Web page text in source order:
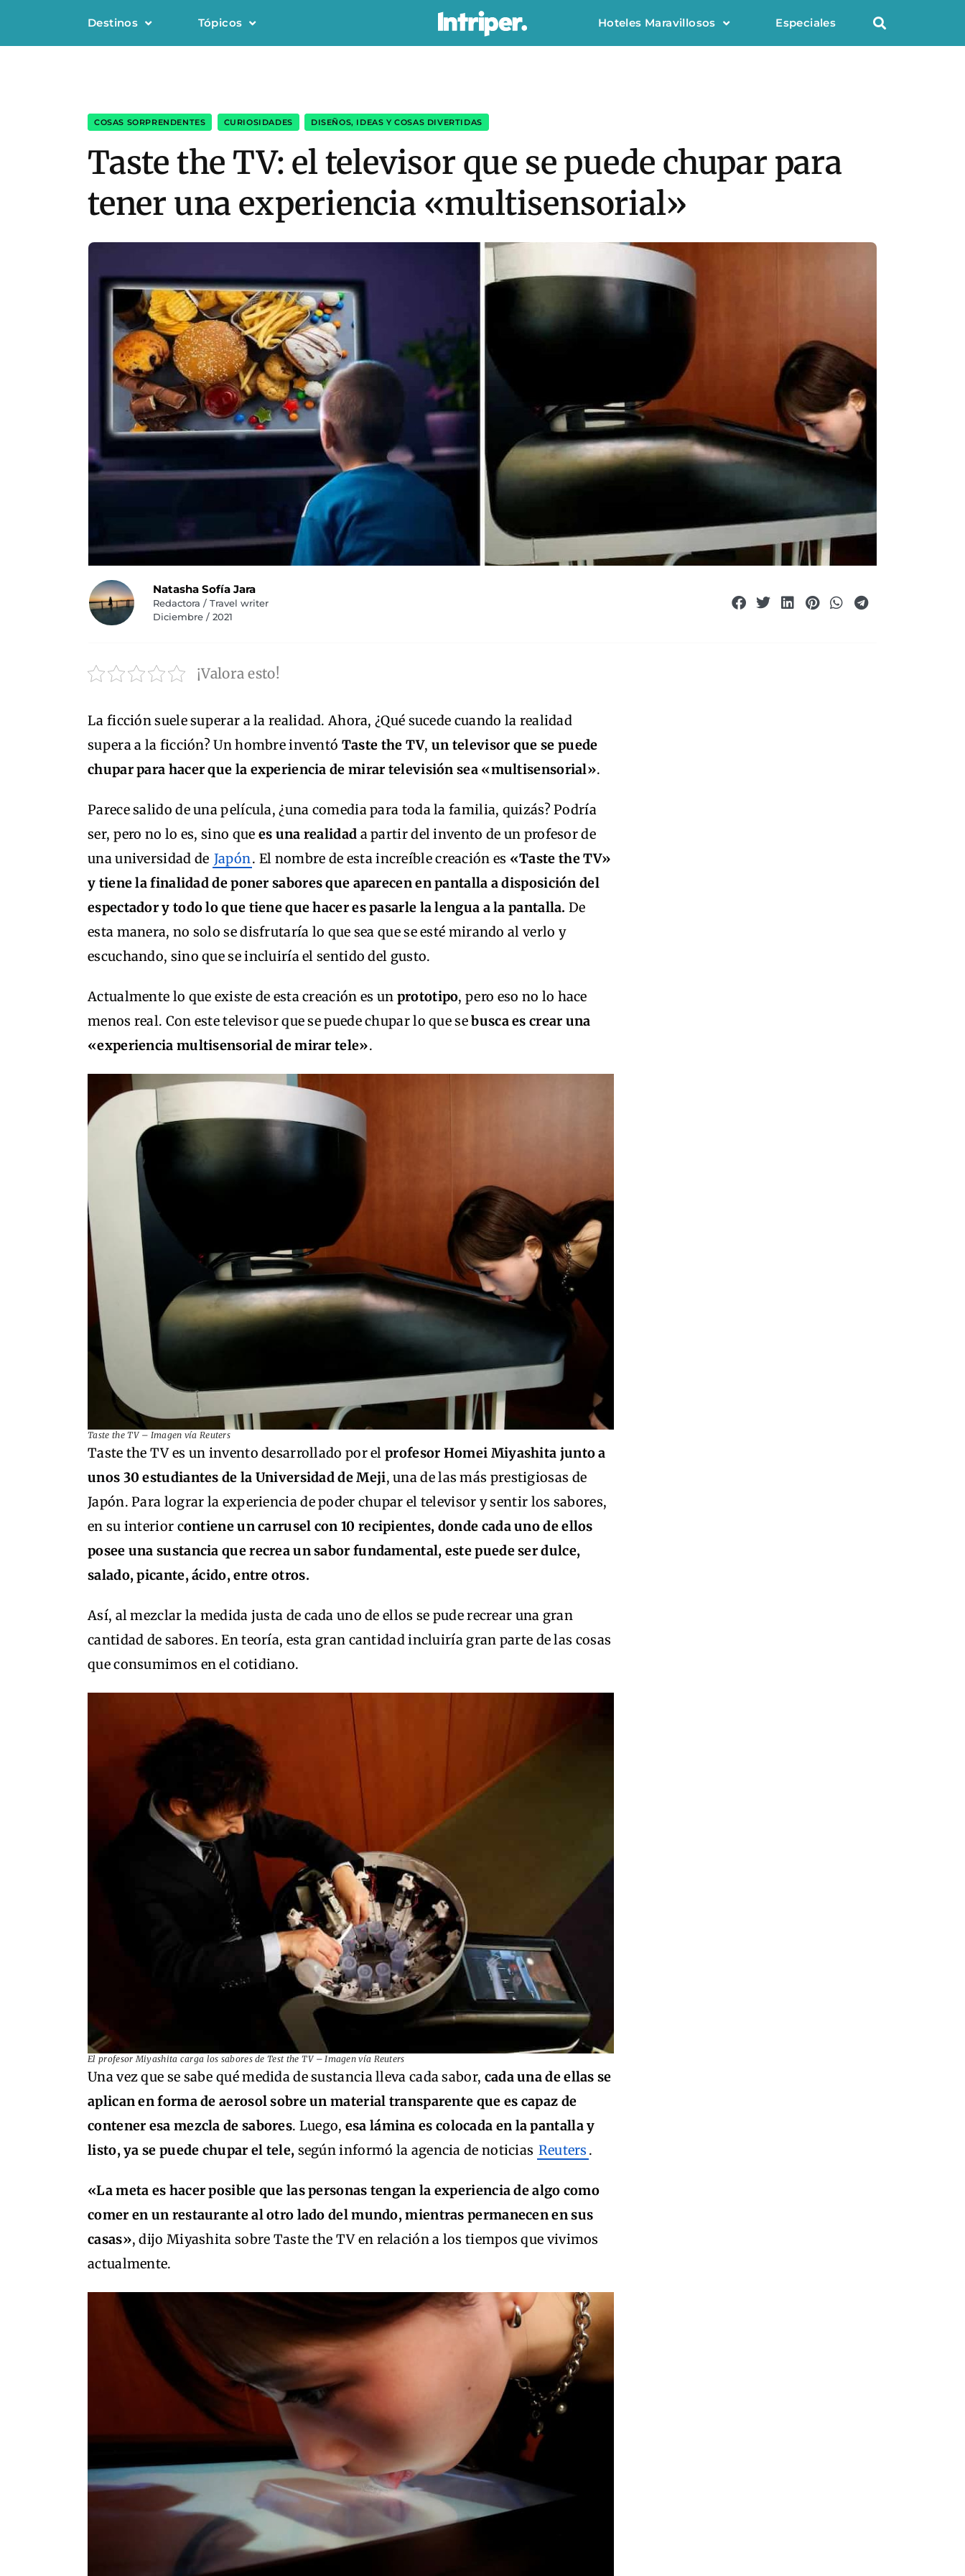
Destinos Tópicos Hoteles Maravillosos Especiales
COSAS SORPRENDENTES CURIOSIDADES DISEÑOS, IDEAS Y COSAS DIVERTIDAS
Taste the TV: el televisor que se puede chupar para
tener una experiencia «multisensorial»
Natasha Sofía Jara
Redactora / Travel writer
Diciembre / 2021
¡Valora esto!
La ficción suele superar a la realidad. Ahora, ¿Qué sucede cuando la realidad
supera a la ficción? Un hombre inventó Taste the TV, un televisor que se puede
chupar para hacer que la experiencia de mirar televisión sea «multisensorial».
Parece salido de una película, ¿una comedia para toda la familia, quizás? Podría
ser, pero no lo es, sino que es una realidad a partir del invento de un profesor de
una universidad de Japón. El nombre de esta increíble creación es «Taste the TV»
y tiene la finalidad de poner sabores que aparecen en pantalla a disposición del
espectador y todo lo que tiene que hacer es pasarle la lengua a la pantalla. De
esta manera, no solo se disfrutaría lo que sea que se esté mirando al verlo y
escuchando, sino que se incluiría el sentido del gusto.
Actualmente lo que existe de esta creación es un prototipo, pero eso no lo hace
menos real. Con este televisor que se puede chupar lo que sebusca es crear una
«experiencia multisensorial de mirar tele».
Taste the TV – Imagen vía Reuters
Taste the TV es un invento desarrollado por elprofesor Homei Miyashita junto a
unos 30 estudiantes de la Universidad de Meji, una de las más prestigiosas de
Japón. Para lograr la experiencia de poder chupar el televisor y sentir los sabores,
en su interior contiene un carrusel con 10 recipientes, donde cada uno de ellos
posee una sustancia que recrea un sabor fundamental, este puede ser dulce,
salado, picante, ácido, entre otros.
Así, al mezclar la medida justa de cada uno de ellos se pude recrear una gran
cantidad de sabores. En teoría, esta gran cantidad incluiría gran parte de las cosas
que consumimos en el cotidiano.
El profesor Miyashita carga los sabores de Test the TV – Imagen vía Reuters
Una vez que se sabe qué medida de sustancia lleva cada sabor, cada una de ellas se
aplican en forma de aerosol sobre un material transparente que es capaz de
contener esa mezcla de sabores. Luego, esa lámina es colocada en la pantalla y
listo, ya se puede chupar el tele, según informó la agencia de noticias Reuters .
«La meta es hacer posible que las personas tengan la experiencia de algo como
comer en un restaurante al otro lado del mundo, mientras permanecen en sus
casas», dijo Miyashita sobre Taste the TV en relación a los tiempos que vivimos
actualmente.